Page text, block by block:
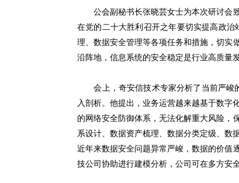
公会副秘书长张晓芸女士为本次研讨会致
在党的二十大胜利召开之年要切实提高政
理、数据安全管理等各项任务和措施，切实
沿阵地，信息系统的安全稳定是行业高质量
会上，奇安信技术专家分析了当前严峻的
入剖析。他提出，业务运营越来越基于数字
的网络安全防御体系，无法化解重大风险，
系设计、数据资产梳理、数据分类定级、数
近年来数据安全问题异常严峻，数据的价值
技公司协助进行建模分析，公司可在多方安